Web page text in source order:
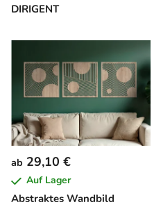
DIRIGENT
Abstraktes Wandbild
ab 29,10 €
Auf Lager